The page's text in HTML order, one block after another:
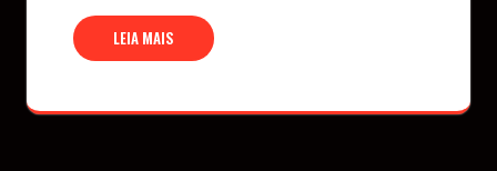
LEIA MAIS